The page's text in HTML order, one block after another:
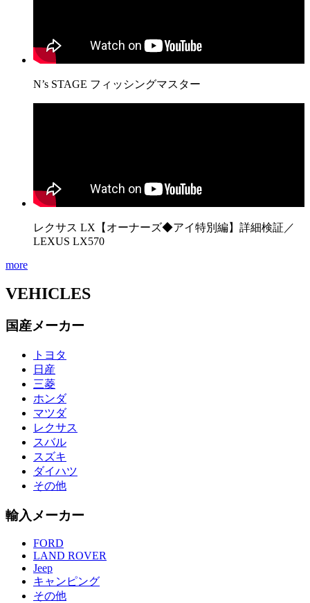
N’s STAGE フィッシングマスター
レクサス LX【オーナーズ◆アイ特別編】詳細検証／
LEXUS LX570
more
VEHICLES
国産メーカー
トヨタ
日産
三菱
ホンダ
マツダ
レクサス
スバル
スズキ
ダイハツ
その他
輸入メーカー
FORD
LAND ROVER
Jeep
キャンピング
その他